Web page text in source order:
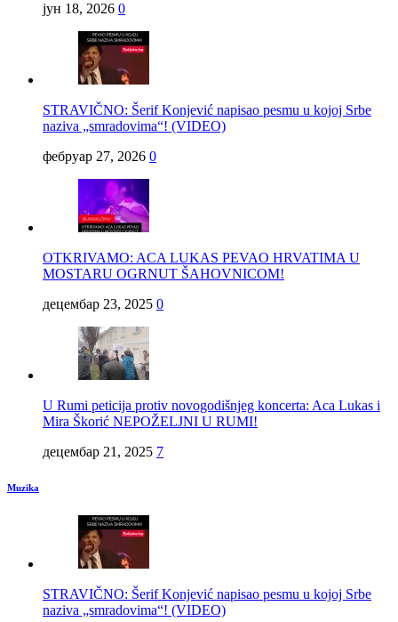
јун 18, 2026 0
STRAVIČNO: Šerif Konjević napisao pesmu u kojoj Srbe
naziva „smradovima“! (VIDEO)
фебруар 27, 2026 0
OTKRIVAMO: ACA LUKAS PEVAO HRVATIMA U
MOSTARU OGRNUT ŠAHOVNICOM!
децембар 23, 2025 0
U Rumi peticija protiv novogodišnjeg koncerta: Aca Lukas i
Mira Škorić NEPOŽELJNI U RUMI!
децембар 21, 2025 7
Muzika
STRAVIČNO: Šerif Konjević napisao pesmu u kojoj Srbe
naziva „smradovima“! (VIDEO)